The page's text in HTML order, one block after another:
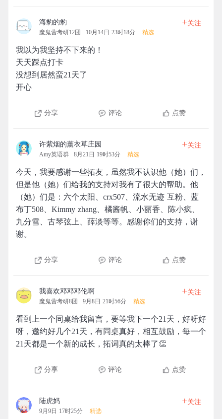
海豹的豹
魔鬼营考研12团 10月14日 23时18分 精选
+关注
我以为我坚持不下来的！
天天踩点打卡
没想到居然蛮21天了
开心
分享 评论 点赞
许紫烟的薰衣草庄园
Amy英语群 8月21日 19时53分 精选
+关注
今天，我要感谢一些拓友，虽然我不认识他（她）们，
但是他（她）们给我的支持对我有了很大的帮助。他
（她）们是：六个太阳、crx507、流水无迹 互粉、蓝
布丁508、Kimmy zhang、橘酱帆、小丽香、陈小疯、
九分雪、古琴弦上、薛淡等等。感谢你们的支持，谢
谢。
分享 评论 点赞
我喜欢邓邓邓伦啊
魔鬼营考研8团 9月8日 21时56分 精选
+关注
看到上一个同桌给我留言，要等我下一个21天，好呀好
呀，邀约好几个21天，有同桌真好，相互鼓励，每一个
21天都是一个新的成长，拓词真的太棒了👏
分享 评论 点赞
陆虎妈
9月9日 17时25分 精选
+关注